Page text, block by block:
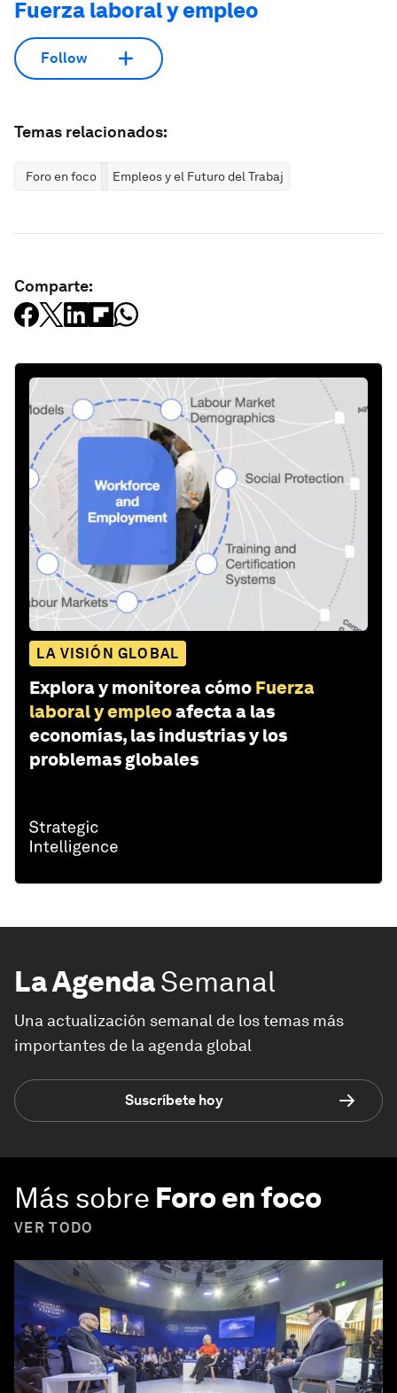
Fuerza laboral y empleo
Follow
Temas relacionados:
Foro en foco Empleos y el Futuro del Trabajo
Comparte:
LA VISIÓN GLOBAL
Explora y monitorea cómo Fuerza
laboral y empleoafecta a las
economías, las industrias y los
problemas globales
La AgendaSemanal
Una actualización semanal de los temas más
importantes de la agenda global
Suscríbete hoy
Más sobre Foro en foco
VER TODO